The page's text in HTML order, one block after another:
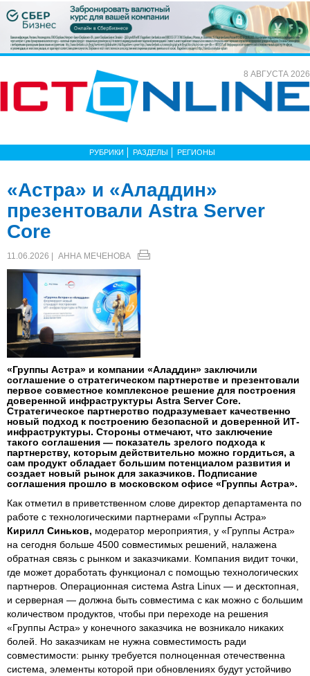
8 АВГУСТА 2026
РУБРИКИ РАЗДЕЛЫ РЕГИОНЫ
«Астра» и «Аладдин»
презентовали Astra Server
Core
11.06.2026 | АННА МЕЧЕНОВА
«Группы Астра» и компании «Аладдин» заключили
соглашение о стратегическом партнерстве и презентовали
первое совместное комплексное решение для построения
доверенной инфраструктуры Astra Server Core.
Стратегическое партнерство подразумевает качественно
новый подход к построению безопасной и доверенной ИТ-
инфраструктуры. Стороны отмечают, что заключение
такого соглашения — показатель зрелого подхода к
партнерству, которым действительно можно гордиться, а
сам продукт обладает большим потенциалом развития и
создает новый рынок для заказчиков. Подписание
соглашения прошло в московском офисе «Группы Астра».
Как отметил в приветственном слове директор департамента по
работе с технологическими партнерами «Группы Астра»
Кирилл Синьков, модератор мероприятия, у «Группы Астра»
на сегодня больше 4500 совместимых решений, налажена
обратная связь с рынком и заказчиками. Компания видит точки,
где может доработать функционал с помощью технологических
партнеров. Операционная система Astra Linux — и десктопная,
и серверная — должна быть совместима с как можно с большим
количеством продуктов, чтобы при переходе на решения
«Группы Астра» у конечного заказчика не возникало никаких
болей. Но заказчикам не нужна совместимость ради
совместимости: рынку требуется полноценная отечественна
система, элементы которой при обновлениях будут устойчиво